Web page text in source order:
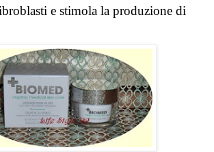
e stimola la produzione di